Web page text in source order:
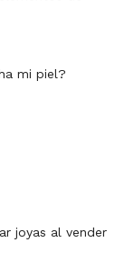
mi piel?
joyas al vender